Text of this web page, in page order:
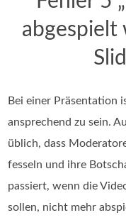
abgespielt
Bei einer Präsentation
ansprechend zu sein.
üblich, dass
fesseln und ihre
passiert, wenn die
sollen, nicht mehr